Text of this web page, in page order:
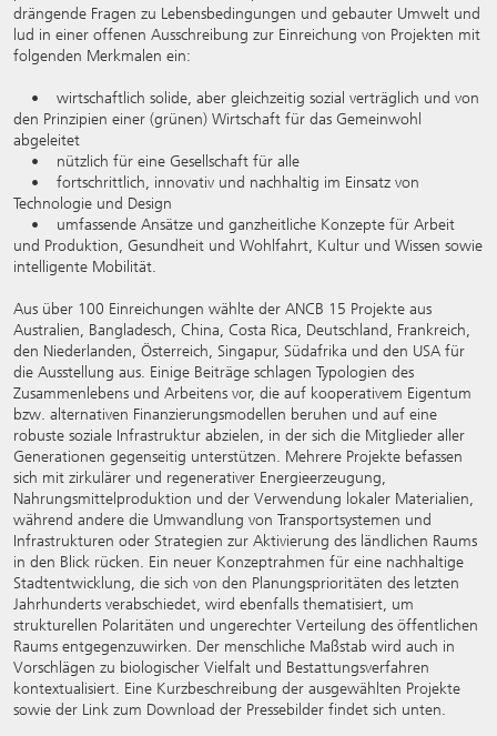
drängende Fragen zu Lebensbedingungen und gebauter Umwelt und
lud in einer offenen Ausschreibung zur Einreichung von Projekten mit
folgenden Merkmalen ein:
• wirtschaftlich solide, aber gleichzeitig sozial verträglich und von
den Prinzipien einer (grünen) Wirtschaft für das Gemeinwohl
abgeleitet
• nützlich für eine Gesellschaft für alle
• fortschrittlich, innovativ und nachhaltig im Einsatz von
Technologie und Design
• umfassende Ansätze und ganzheitliche Konzepte für Arbeit
und Produktion, Gesundheit und Wohlfahrt, Kultur und Wissen sowie
intelligente Mobilität.
Aus über 100 Einreichungen wählte der ANCB 15 Projekte aus
Australien, Bangladesch, China, Costa Rica, Deutschland, Frankreich,
den Niederlanden, Österreich, Singapur, Südafrika und den USA für
die Ausstellung aus. Einige Beiträge schlagen Typologien des
Zusammenlebens und Arbeitens vor, die auf kooperativem Eigentum
bzw. alternativen Finanzierungsmodellen beruhen und auf eine
robuste soziale Infrastruktur abzielen, in der sich die Mitglieder aller
Generationen gegenseitig unterstützen. Mehrere Projekte befassen
sich mit zirkulärer und regenerativer Energieerzeugung,
Nahrungsmittelproduktion und der Verwendung lokaler Materialien,
während andere die Umwandlung von Transportsystemen und
Infrastrukturen oder Strategien zur Aktivierung des ländlichen Raums
in den Blick rücken. Ein neuer Konzeptrahmen für eine nachhaltige
Stadtentwicklung, die sich von den Planungsprioritäten des letzten
Jahrhunderts verabschiedet, wird ebenfalls thematisiert, um
strukturellen Polaritäten und ungerechter Verteilung des öffentlichen
Raums entgegenzuwirken. Der menschliche Maßstab wird auch in
Vorschlägen zu biologischer Vielfalt und Bestattungsverfahren
kontextualisiert. Eine Kurzbeschreibung der ausgewählten Projekte
sowie der Link zum Download der Pressebilder findet sich unten.